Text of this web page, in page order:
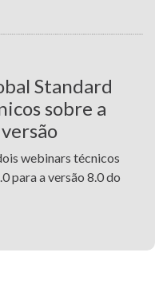
Standard
sobre a
webinars técnicos
para a versão 8.0 do